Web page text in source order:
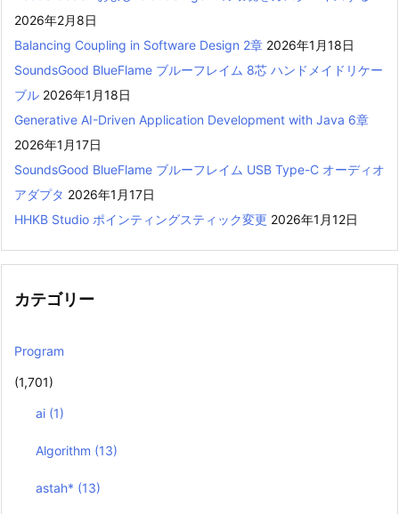
2026年2月8日
Balancing Coupling in Software Design 2章 2026年1月18日
SoundsGood BlueFlame ブルーフレイム 8芯 ハンドメイドリケー
ブル 2026年1月18日
Generative AI-Driven Application Development with Java 6章
2026年1月17日
SoundsGood BlueFlame ブルーフレイム USB Type-C オーディオ
アダプタ 2026年1月17日
HHKB Studio ポインティングスティック変更 2026年1月12日
カテゴリー
Program
(1,701)
ai (1)
Algorithm (13)
astah* (13)